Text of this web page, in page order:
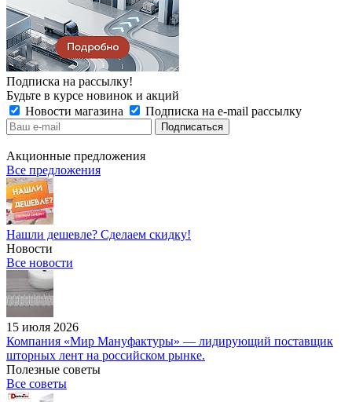
Подписка на рассылку!
Будьте в курсе новинок и акций
Новости магазина
Подписка на e-mail рассылку
Акционные предложения
Все предложения
Нашли дешевле? Сделаем скидку!
Новости
Все новости
15 июля 2026
Компания «Мир Мануфактуры» — лидирующий поставщик
шторных лент на российском рынке.
Полезные советы
Все советы